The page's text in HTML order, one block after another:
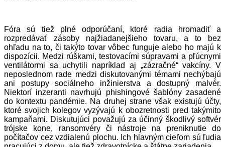
Fóra sú tiež plné odporúčaní, ktoré radia hromadiť a
rozpredávať zásoby najžiadanejšieho tovaru, a to bez
ohľadu na to, či takýto tovar vôbec funguje alebo ho majú k
dispozícii. Medzi rúškami, testovacími súpravami a pľúcnymi
ventilátormi sa uchytili napríklad aj „zázračné“ vakcíny. V
neposlednom rade medzi diskutovanými témami nechýbajú
ani postupy sociálneho inžinierstva a dostupný malvér.
Niektorí inzeranti navrhujú phishingové šablóny zasadené
do kontextu pandémie. Na druhej strane však existujú účty,
ktoré svojich kolegov vyzývajú k obozretnosti pred takýmito
kampaňami. Diskutujúci považujú za účinný škodlivý softvér
trójske kone, ransomvéry či nástroje na preniknutie do
počítačov cez vzdialenú plochu. Ich hlavným cieľom sú ľudia